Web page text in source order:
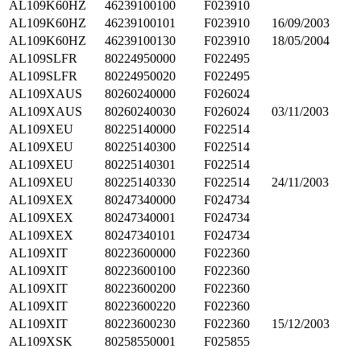
AL109K60HZ
46239100100
F023910
AL109K60HZ
46239100101 F023910
16/09/2003
AL109K60HZ
46239100130 F023910
18/05/2004
AL109SLFR
80224950000
F022495
AL109SLFR
80224950020
F022495
AL109XAUS
80260240000
F026024
AL109XAUS
80260240030 F026024
03/11/2003
AL109XEU
80225140000
F022514
AL109XEU
80225140300
F022514
AL109XEU
80225140301
F022514
AL109XEU
80225140330 F022514
24/11/2003
AL109XEX
80247340000
F024734
AL109XEX
80247340001
F024734
AL109XEX
80247340101
F024734
AL109XIT
80223600000
F022360
AL109XIT
80223600100
F022360
AL109XIT
80223600200
F022360
AL109XIT
80223600220
F022360
AL109XIT
80223600230 F022360
15/12/2003
AL109XSK
80258550001
F025855